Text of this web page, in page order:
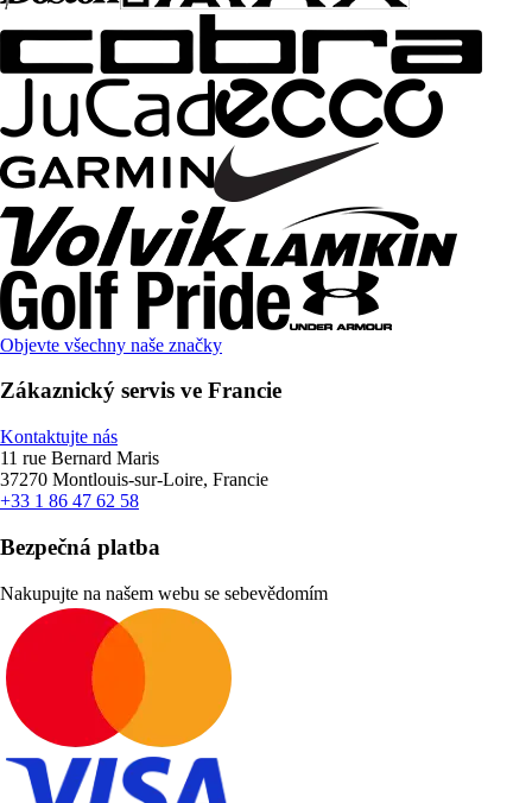
Objevte všechny naše značky
Zákaznický servis ve Francie
Kontaktujte nás
11 rue Bernard Maris
37270 Montlouis-sur-Loire, Francie
+33 1 86 47 62 58
Bezpečná platba
Nakupujte na našem webu se sebevědomím